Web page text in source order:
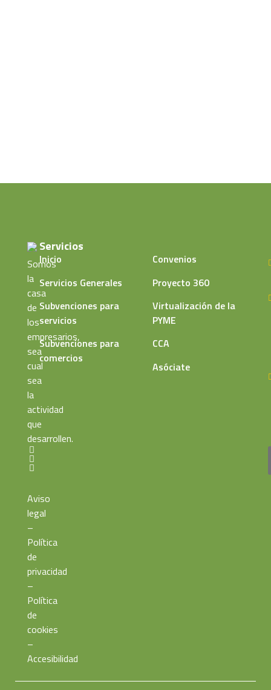
Somos
la
casa
de
los
empresarios,
sea
cual
sea
la
actividad
que
desarrollen.
Aviso
legal
–
Política
de
privacidad
–
Política
de
cookies
–
Accesibilidad
Servicios
Inicio
Servicios Generales
Subvenciones para
servicios
Subvenciones para
comercios
Convenios
Proyecto 360
Virtualización de la
PYME
CCA
Asóciate